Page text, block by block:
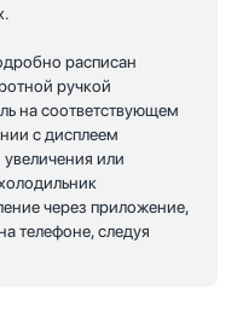
расписан
ручкой
на соответствующем
с дисплеем
или
через приложение,
телефоне, следуя